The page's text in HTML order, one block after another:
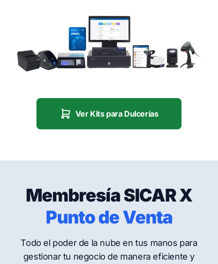
Ver Kits para Dulcerías
Membresía SICAR X
Punto de Venta
Todo el poder de la nube en tus manos para
gestionar tu negocio de manera eficiente y